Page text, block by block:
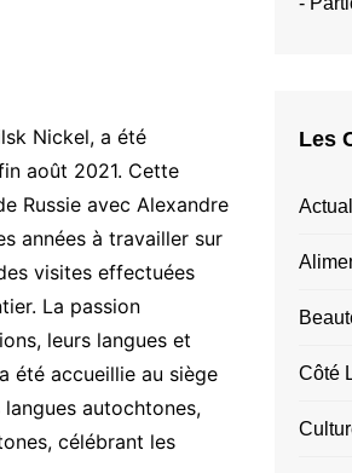
Nickel, a été
août 2021. Cette
Russie avec Alexandre
années à travailler sur
visites effectuées
La passion
leurs langues et
été accueillie au siège
langues autochtones,
célébrant les
Les
Côté